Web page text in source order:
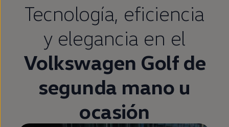
Tecnología, eficiencia
y elegancia en el
Volkswagen Golfde
segunda mano u
ocasión